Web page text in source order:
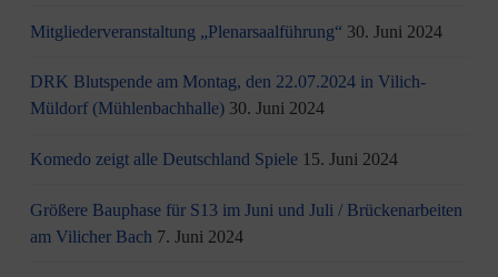
Mitgliederveranstaltung „Plenarsaalführung“ 30. Juni 2024
DRK Blutspende am Montag, den 22.07.2024 in Vilich-
Müldorf (Mühlenbachhalle) 30. Juni 2024
Komedo zeigt alle Deutschland Spiele 15. Juni 2024
Größere Bauphase für S13 im Juni und Juli / Brü­cken­ar­bei­ten
am Vi­li­cher Bach 7. Juni 2024